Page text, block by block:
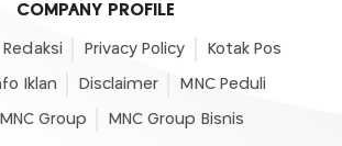
COMPANY PROFILE
Redaksi Privacy Policy Kotak Pos
Iklan Disclaimer MNC Peduli
Group MNC Group Bisnis